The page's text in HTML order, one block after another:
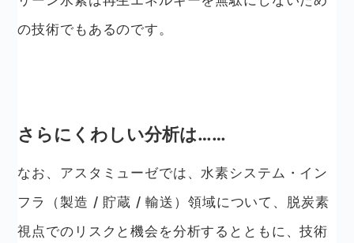
の技術でもあるのです。
さらにくわしい分析は……
なお、アスタミューゼでは、水素システム・イン
フラ（製造 / 貯蔵 / 輸送）領域について、脱炭素
視点でのリスクと機会を分析するとともに、技術